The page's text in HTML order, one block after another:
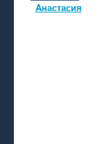
Aнастасия